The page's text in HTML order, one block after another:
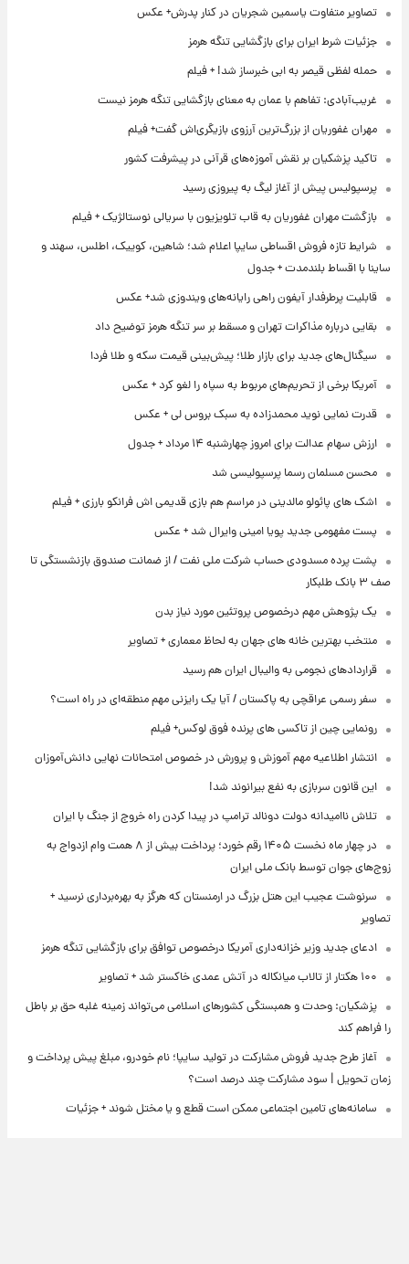
تصاویر متفاوت یاسمین شجریان در کنار پدرش+ عکس
جزئیات شرط ایران برای بازگشایی تنگه هرمز
حمله لفظی قیصر به ابی خبرساز شد! + فیلم
غریب‌آبادی: تفاهم با عمان به معنای بازگشایی تنگه هرمز نیست
مهران غفوریان از بزرگ‌ترین آرزوی بازیگری‌اش گفت+ فیلم
تاکید پزشکیان بر نقش آموزه‌های قرآنی در پیشرفت کشور
پرسپولیس پیش از آغاز لیگ به پیروزی رسید
بازگشت مهران غفوریان به قاب تلویزیون با سریالی نوستالژیک + فیلم
شرایط تازه فروش اقساطی سایپا اعلام شد؛ شاهین، کوییک، اطلس، سهند و
ساینا با اقساط بلندمدت + جدول
قابلیت پرطرفدار آیفون راهی رایانه‌های ویندوزی شد+ عکس
بقایی درباره مذاکرات تهران و مسقط بر سر تنگه هرمز توضیح داد
سیگنال‌های جدید برای بازار طلا؛ پیش‌بینی قیمت سکه و طلا فردا
آمریکا برخی از تحریم‌های مربوط به سپاه را لغو کرد + عکس
قدرت نمایی نوید محمدزاده به سبک بروس لی + عکس
ارزش سهام عدالت برای امروز چهارشنبه ۱۴ مرداد + جدول
محسن مسلمان رسما پرسپولیسی شد
اشک های پائولو مالدینی در مراسم هم بازی قدیمی اش فرانکو بارزی + فیلم
پست مفهومی جدید پویا امینی وایرال شد + عکس
پشت پرده‌ مسدودی حساب شرکت ملی نفت / از ضمانت صندوق بازنشستگی تا
صف ۳ بانک طلبکار
یک پژوهش مهم درخصوص پروتئین مورد نیاز بدن
منتخب بهترین خانه های جهان به لحاظ معماری + تصاویر
قراردادهای نجومی به والیبال ایران هم رسید
سفر رسمی عراقچی به پاکستان / آیا یک رایزنی مهم منطقه‌ای در راه است؟
رونمایی چین از تاکسی های پرنده فوق لوکس+ فیلم
انتشار اطلاعیه مهم آموزش و پرورش در خصوص امتحانات نهایی دانش‌آموزان
این قانون سربازی به نفع بیرانوند شد!
تلاش ناامیدانه‌ دولت دونالد ترامپ در پیدا کردن راه خروج از جنگ با ایران
در چهار ماه نخست ۱۴۰۵ رقم خورد؛ پرداخت بیش از ۸ همت وام ازدواج به
زوج‌های جوان توسط بانک ملی ایران
سرنوشت عجیب این هتل بزرگ در ارمنستان که هرگز به بهره‌برداری نرسید +
تصاویر
ادعای جدید وزیر خزانه‌داری آمریکا درخصوص توافق برای بازگشایی تنگه هرمز
۱۰۰ هکتار از تالاب میانکاله در آتش عمدی خاکستر شد + تصاویر
پزشکیان: وحدت و همبستگی کشورهای اسلامی می‌تواند زمینه غلبه حق بر باطل
را فراهم کند
آغاز طرح جدید فروش مشارکت در تولید سایپا؛ نام خودرو، مبلغ پیش پرداخت و
زمان تحویل | سود مشارکت چند درصد است؟
سامانه‌های تامین اجتماعی ممکن است قطع و یا مختل شوند + جزئیات